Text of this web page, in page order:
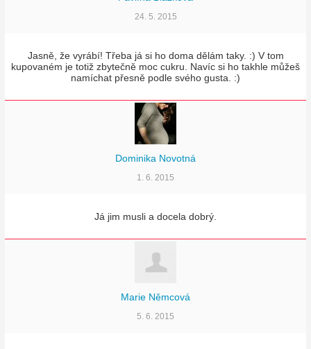
24. 5. 2015
Jasně, že vyrábí! Třeba já si ho doma dělám taky. :) V tom
kupovaném je totiž zbytečně moc cukru. Navíc si ho takhle můžeš
namíchat přesně podle svého gusta. :)
Dominika Novotná
1. 6. 2015
Já jim musli a docela dobrý.
Marie Němcová
5. 6. 2015